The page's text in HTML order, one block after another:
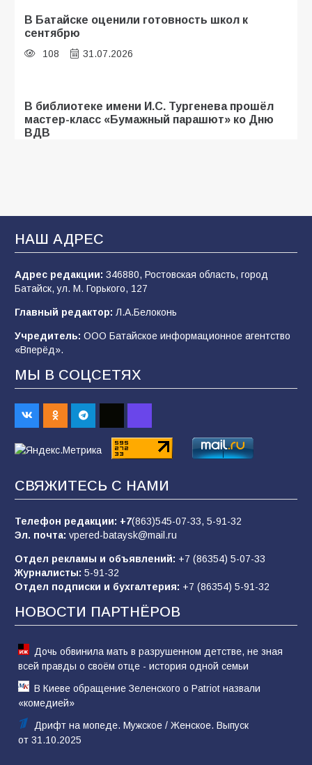
В Батайске оценили готовность школ к
сентябрю
108 31.07.2026
В библиотеке имени И.С. Тургенева прошёл
мастер-класс «Бумажный парашют» ко Дню
ВДВ
образовательного кластера
106 05.08.2026
«Мобилизация или набор?» Что на самом
2026 года
101 03.08.2026
В Батайске продолжаются дорожные работы
98 04.08.2026
пропагандистский вброс
«Слухами Москву не возьмёшь»: почему
заявления Киева о мобилизации — это
отчаяние, а не разведка
81 02.08.2026
НАШ АДРЕС
Адрес редакции: 346880, Ростовская область, город
Батайск, ул. М. Горького, 127
Главный редактор: Л.А.Белоконь
Учредитель: ООО Батайское информационное агентство
«Вперёд».
МЫ В СОЦСЕТЯХ
СВЯЖИТЕСЬ С НАМИ
Телефон редакции: +7(863)545-07-33, 5-91-32
Эл. почта: vpered-bataysk@mail.ru
Отдел рекламы и объявлений: +7 (86354) 5-07-33
Журналисты: 5-91-32
Отдел подписки и бухгалтерия: +7 (86354) 5-91-32
НОВОСТИ ПАРТНЁРОВ
Дочь обвинила мать в разрушенном детстве, не зная
всей правды о своём отце - история одной семьи
В Киеве обращение Зеленского о Patriot назвали
«комедией»
Дрифт на мопеде. Мужское / Женское. Выпуск
от 31.10.2025